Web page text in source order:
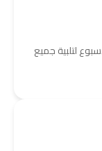
لتلبية جميع